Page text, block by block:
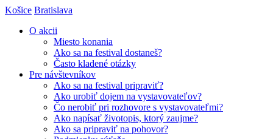
Košice Bratislava
O akcii
Miesto konania
Ako sa na festival dostaneš?
Často kladené otázky
Pre návštevníkov
Ako sa na festival pripraviť?
Ako urobiť dojem na vystavovateľov?
Čo nerobiť pri rozhovore s vystavovateľmi?
Ako napísať životopis, ktorý zaujme?
Ako sa pripraviť na pohovor?